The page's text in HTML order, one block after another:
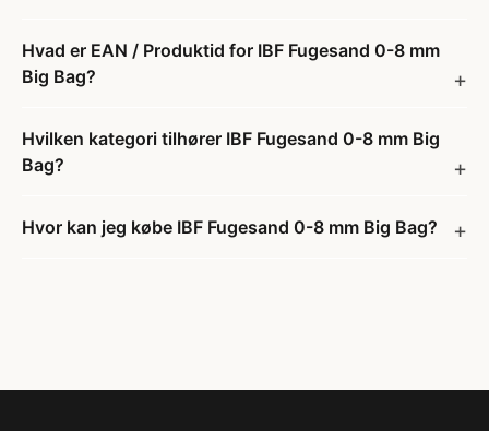
Hvad er EAN / Produktid for IBF Fugesand 0-8 mm
Big Bag?
Hvilken kategori tilhører IBF Fugesand 0-8 mm Big
Bag?
Hvor kan jeg købe IBF Fugesand 0-8 mm Big Bag?